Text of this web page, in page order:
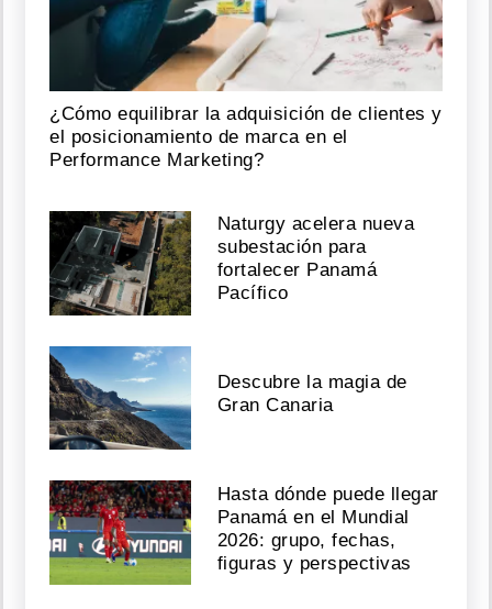
¿Cómo equilibrar la adquisición de clientes y
el posicionamiento de marca en el
Performance Marketing?
Naturgy acelera nueva
subestación para
fortalecer Panamá
Pacífico
Descubre la magia de
Gran Canaria
Hasta dónde puede llegar
Panamá en el Mundial
2026: grupo, fechas,
figuras y perspectivas